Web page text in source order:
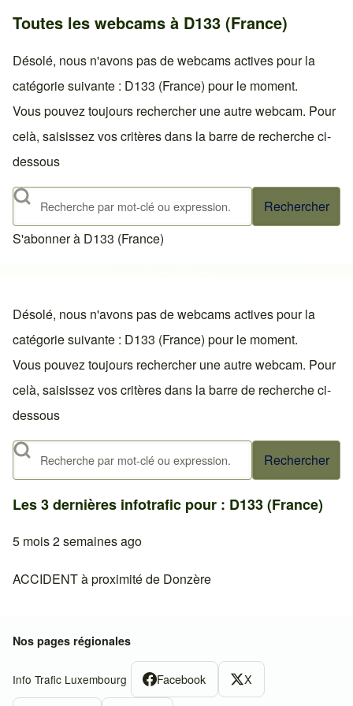
Toutes les webcams à D133 (France)
Désolé, nous n'avons pas de webcams actives pour la
catégorie suivante : D133 (France) pour le moment.
Vous pouvez toujours rechercher une autre webcam. Pour
celà, saisissez vos critères dans la barre de recherche ci-
dessous
Rechercher
S'abonner à D133 (France)
Désolé, nous n'avons pas de webcams actives pour la
catégorie suivante : D133 (France) pour le moment.
Vous pouvez toujours rechercher une autre webcam. Pour
celà, saisissez vos critères dans la barre de recherche ci-
dessous
Rechercher
Les 3 dernières infotrafic pour : D133 (France)
5 mois 2 semaines ago
ACCIDENT à proximité de Donzère
Nos pages régionales
Info Trafic Luxembourg Facebook X